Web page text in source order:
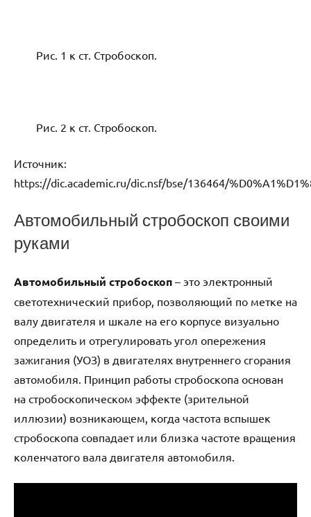
Рис. 1 к ст. Стробоскоп.
Рис. 2 к ст. Стробоскоп.
Источник:
https://dic.academic.ru/dic.nsf/bse/136464/
Автомобильный стробоскоп своими
руками
Автомобильный стробоскоп – это электронный
светотехнический прибор, позволяющий по метке на
валу двигателя и шкале на его корпусе визуально
определить и отрегулировать угол опережения
зажигания (УОЗ) в двигателях внутреннего сгорания
автомобиля. Принцип работы стробоскопа основан
на стробоскопическом эффекте (зрительной
иллюзии) возникающем, когда частота вспышек
стробоскопа совпадает или близка частоте вращения
коленчатого вала двигателя автомобиля.